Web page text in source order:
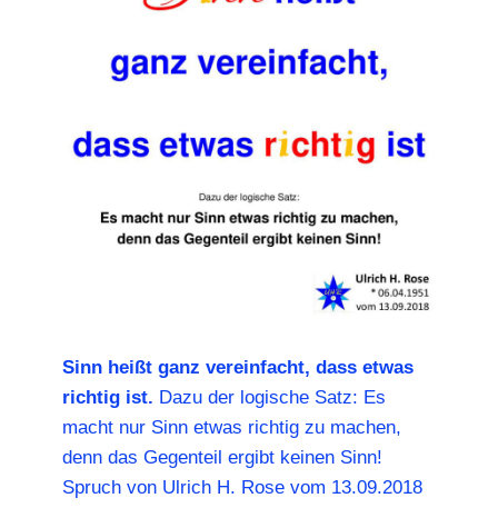
Sinn heißt ganz vereinfacht, dass etwas
richtig ist. Dazu der logische Satz: Es
macht nur Sinn etwas richtig zu machen,
denn das Gegenteil ergibt keinen Sinn!
Spruch von Ulrich H. Rose vom 13.09.2018